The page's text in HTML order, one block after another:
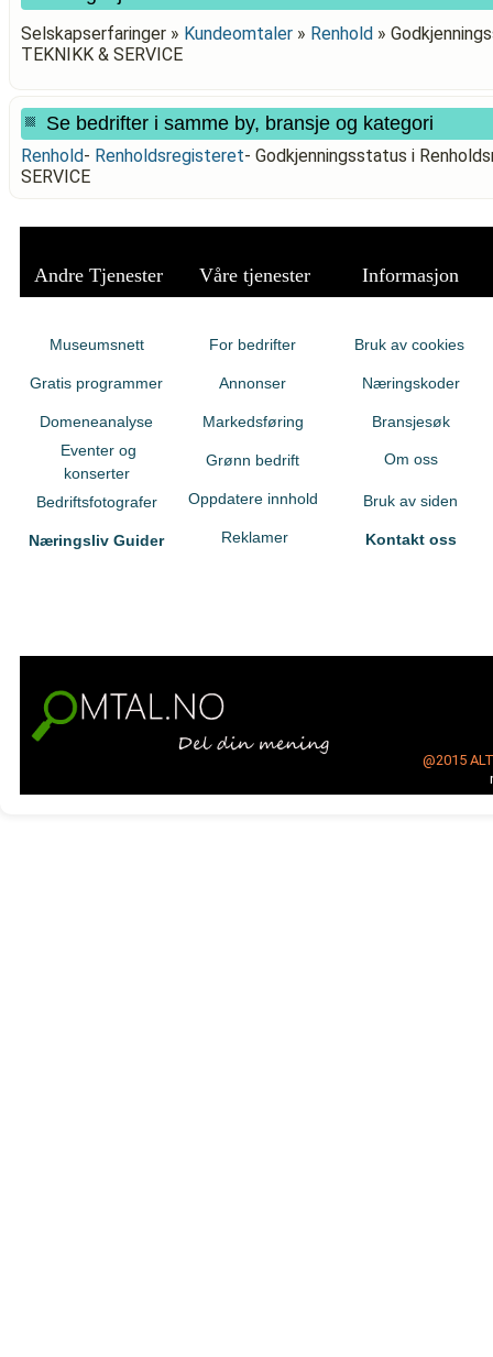
Selskapserfaringer » Kundeomtaler » Renhold »
TEKNIKK & SERVICE
Se bedrifter i samme by, bransje og kategori
Renhold- Renholdsregisteret- Godkjenningsstatus i
SERVICE
Andre Tjenester Våre tjenester Informasjon
Museumsnett
Gratis programmer
Domeneanalyse
Eventer og
konserter
Bedriftsfotografer
Næringsliv Guider
For bedrifter
Annonser
Markedsføring
Grønn bedrift
Oppdatere innhold
Reklamer
Bruk av cookies
Næringskoder
Bransjesøk
Om oss
Bruk av siden
Kontakt oss
@2015